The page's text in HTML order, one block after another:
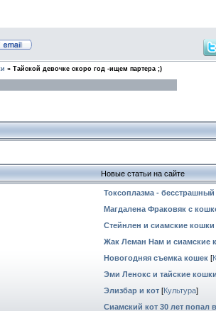
» Тайской девочке скоро год -ищем партера ;)
Новые статьи на сайте
Токсоплазма -
Магдалена Фраковяк с
Стейнлен и сиамские кошки
Жак Леман Нам и сиамские
Новогодняя съемка кошек [
Эми Ленокс и тайские кошки
Элизбар и кот [Культура]
Сиамский кот 30 лет попал